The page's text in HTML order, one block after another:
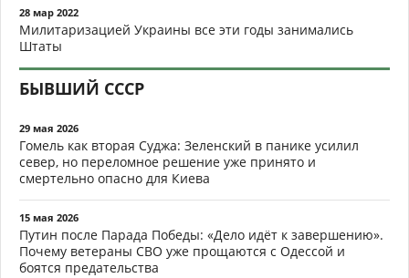
28 мар 2022
Милитаризацией Украины все эти годы занимались
Штаты
БЫВШИЙ СССР
29 мая 2026
Гомель как вторая Суджа: Зеленский в панике усилил
север, но переломное решение уже принято и
смертельно опасно для Киева
15 мая 2026
Путин после Парада Победы: «Дело идёт к завершению».
Почему ветераны СВО уже прощаются с Одессой и
боятся предательства